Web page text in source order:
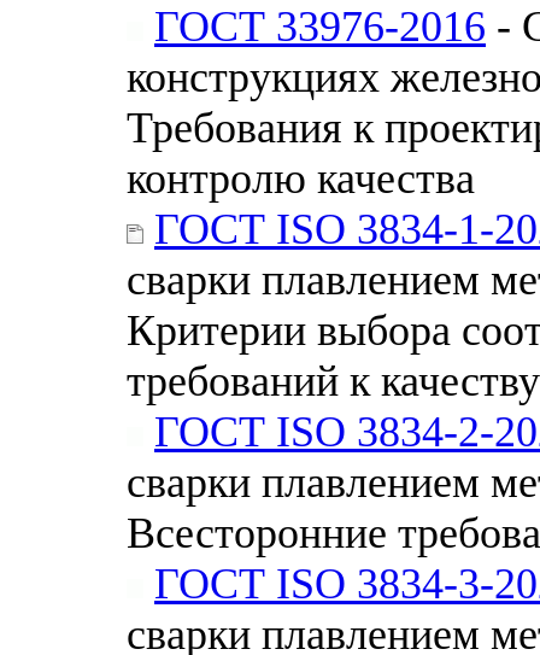
ГОСТ 33976-2016 -
конструкциях
Требования к
контролю качества
ГОСТ ISO 3834-1-
сварки плавлением
Критерии выбора
требований к качеству
ГОСТ ISO 3834-2-
сварки плавлением
Всесторонние
ГОСТ ISO 3834-3-
сварки плавлением